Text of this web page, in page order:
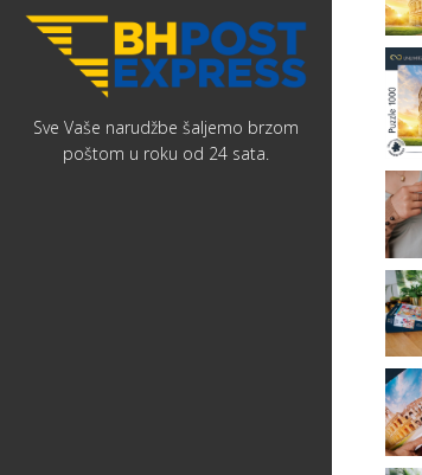
Sve Vaše narudžbe šaljemo brzom
poštom u roku od 24 sata.